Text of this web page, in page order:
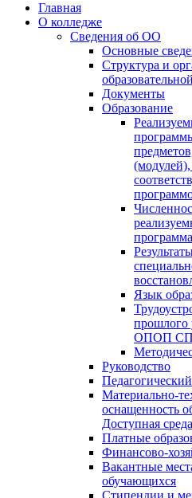
Главная
О колледже
Сведения об ОО
Основные
Структура и
Документы
Образование
Язык
прошлого
ОПОП СПО
Руководство
Педагогический
Материально-
оснащенность
Доступная среда
Платные
Финансово-
Вакантные
обучающихся
Стипендии и